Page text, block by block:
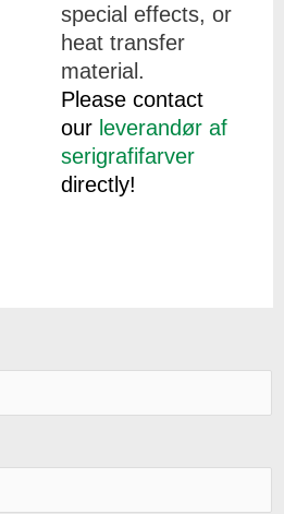
special effects, or
heat transfer
material.
Please contact
our leverandør af
serigrafifarver
directly!